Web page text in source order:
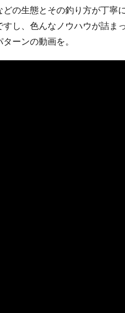
の生態とその釣り方が丁寧
し、色んなノウハウが詰ま
ーンの動画を。